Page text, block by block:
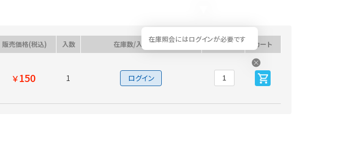
販売価格(税込) 入数 在庫数/入荷予定日
在庫照会にはログインが必要です
数量 カート
￥150 1 ログイン